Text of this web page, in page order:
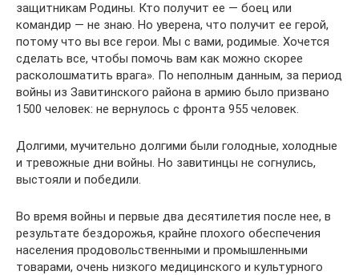
защитникам Родины. Кто получит ее — боец или
командир — не знаю. Но уверена, что получит ее герой,
потому что вы все герои. Мы с вами, родимые. Хочется
сделать все, чтобы помочь вам как можно скорее
расколошматить врага». По неполным данным, за период
войны из Завитинского района в армию было призвано
1500 человек: не вернулось с фронта 955 человек.
Долгими, мучительно долгими были голодные, холодные
и тревожные дни войны. Но завитинцы не согнулись,
выстояли и победили.
Во время войны и первые два десятилетия после нее, в
результате бездорожья, крайне плохого обеспечения
населения продовольственными и промышленными
товарами, очень низкого медицинского и культурного